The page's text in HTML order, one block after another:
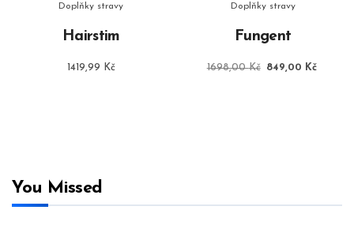
Doplňky stravy
Hairstim
1419,99 Kč
Doplňky stravy
Fungent
1698,00Kč
Původní
849,00 Kč
You Missed